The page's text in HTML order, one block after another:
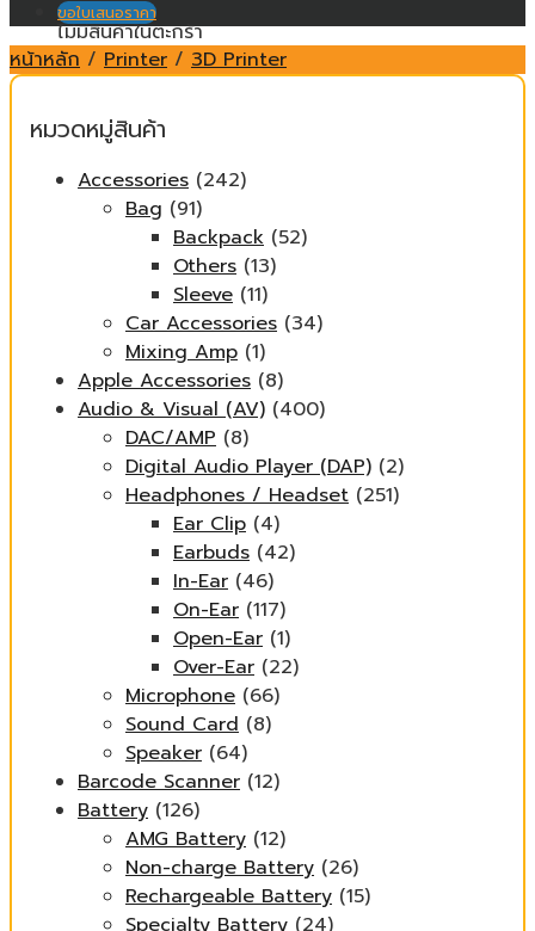
ไม่มีสินค้าในตะกร้า
ขอใบเสนอราคา
หน้าหลัก / Printer / 3D Printer
หมวดหมู่สินค้า
Accessories (242)
Bag (91)
Backpack (52)
Others (13)
Sleeve (11)
Car Accessories (34)
Mixing Amp (1)
Apple Accessories (8)
Audio & Visual (AV) (400)
DAC/AMP (8)
Digital Audio Player (DAP) (2)
Headphones / Headset (251)
Ear Clip (4)
Earbuds (42)
In-Ear (46)
On-Ear (117)
Open-Ear (1)
Over-Ear (22)
Microphone (66)
Sound Card (8)
Speaker (64)
Barcode Scanner (12)
Battery (126)
AMG Battery (12)
Non-charge Battery (26)
Rechargeable Battery (15)
Specialty Battery (24)